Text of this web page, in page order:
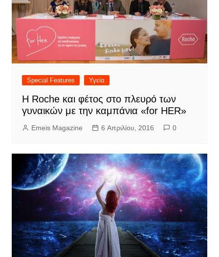
Special Features Υγεία
Η Roche και φέτος στο πλευρό των
γυναικών με την καμπάνια «for HER»
Emeis Magazine 6 Απριλίου, 2016 0